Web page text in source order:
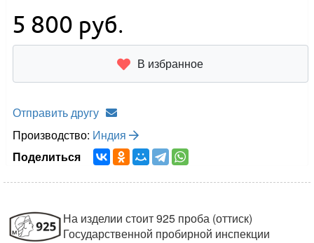
5 800 руб.
В избранное
Отправить другу
Производство: Индия
Поделиться
На изделии стоит 925 проба (оттиск)
Государственной пробирной инспекции